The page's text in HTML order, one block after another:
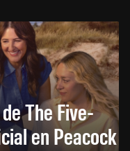
The Five-
en Peacock